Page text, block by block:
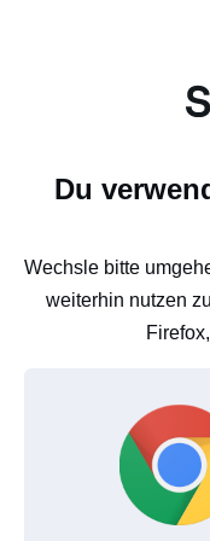
Du
Wechsle bitte
weiterhin nutzen